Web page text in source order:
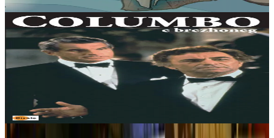
Stok diviet
Stok diviet
Dizale
Columbo
Ur grip dalc'hus eo Columbo (Peter Falk), lemm e spered, met
daouarn yod ha penn-avel anezhañ war ar memes tro. Daoust d'e
stumm tort ha d'e zilhad en pilhoù ez...
Stok diviet